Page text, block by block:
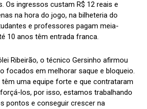
Os ingressos custam R$ 12 reais e
na hora do jogo, na bilheteria do
e professores pagam meia-
10 anos têm entrada franca.
Ribeirão, o técnico Gersinho afirmou
focados em melhorar saque e bloqueio.
têm uma equipe forte e que contrataram
los, por isso, estamos trabalhando
pontos e conseguir crescer na